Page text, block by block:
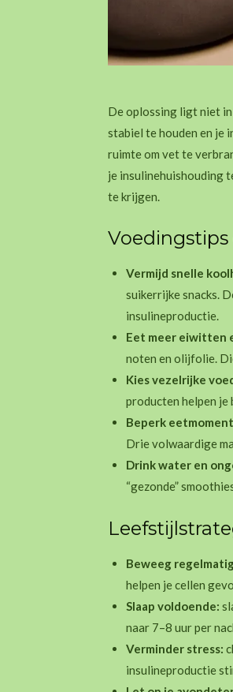
De oplossing ligt niet in
stabiel te houden en je
ruimte om vet te
je insulinehuishouding
te krijgen.
Vermijd snelle
suikerrijke snacks.
insulineproductie.
Eet meer eiwitten
noten en olijfolie.
Kies vezelrijke
producten helpen je
Beperk
Drie volwaardige
Drink water en
“gezonde”
Beweeg
helpen je cellen
Slaap voldoende:
naar 7–8 uur per
Verminder stress:
insulineproductie